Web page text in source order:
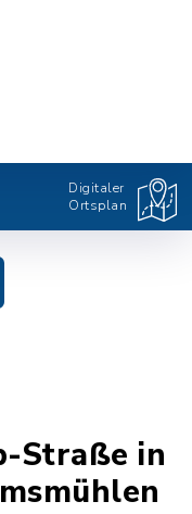
Digitaler
Ortsplan
Straße in